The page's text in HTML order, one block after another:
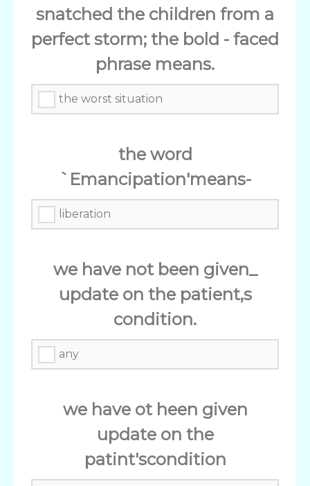
snatched the children from a
perfect storm; the bold - faced
phrase means.
the worst situation
the word
`Emancipation'means-
liberation
we have not been given_
update on the patient,s
condition.
any
we have ot heen given
update on the
patint'scondition